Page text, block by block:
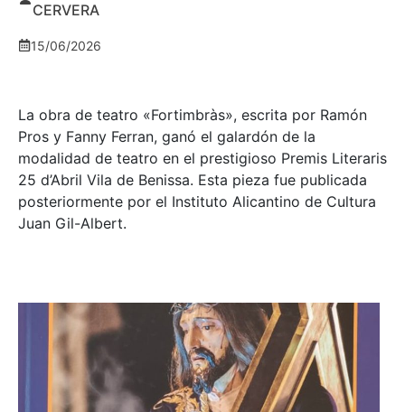
CERVERA
15/06/2026
La obra de teatro «Fortimbràs», escrita por Ramón
Pros y Fanny Ferran, ganó el galardón de la
modalidad de teatro en el prestigioso Premis Literaris
25 d’Abril Vila de Benissa. Esta pieza fue publicada
posteriormente por el Instituto Alicantino de Cultura
Juan Gil-Albert.